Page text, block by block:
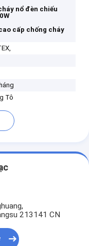
nổ đèn chiếu
cấp chống cháy
Tô
213141 CN